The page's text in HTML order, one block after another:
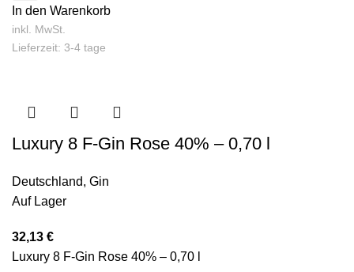
In den Warenkorb
inkl. MwSt.
Lieferzeit: 3-4 tage
Luxury 8 F-Gin Rose 40% – 0,70 l
Deutschland, Gin
Auf Lager
32,13 €
Luxury 8 F-Gin Rose 40% – 0,70 l